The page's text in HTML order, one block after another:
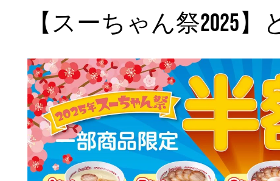
【スーちゃん祭2025】